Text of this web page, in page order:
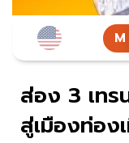
ส่อง 3 เทร
สู่เมืองท่อง